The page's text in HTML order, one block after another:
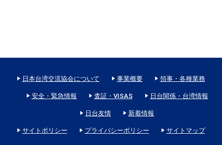
日本台湾交流協会について 事業概要 領事・各種業務
安全・緊急情報 査証・VISAS 日台関係・台湾情報
日台友情 新着情報
サイトポリシー プライバシーポリシー サイトマップ